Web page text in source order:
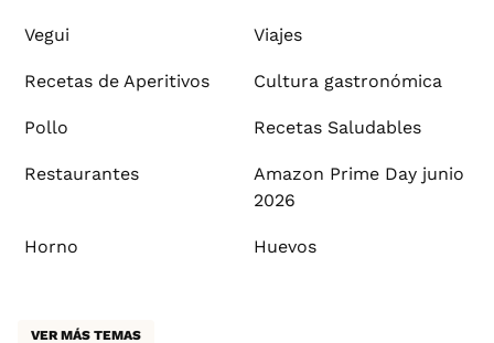
Vegui Viajes
Recetas de Aperitivos Cultura gastronómica
Pollo Recetas Saludables
Restaurantes
Amazon Prime Day junio
2026
Horno Huevos
VER MÁS TEMAS